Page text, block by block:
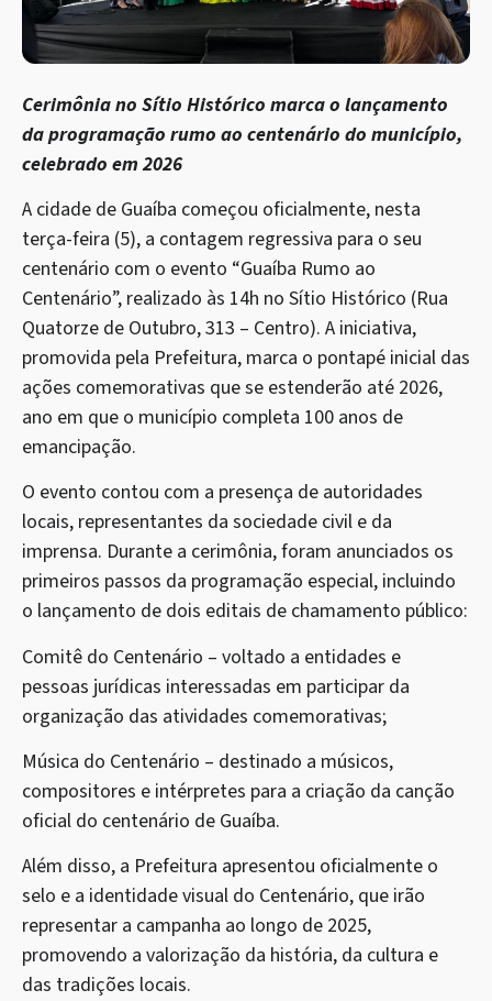
Cerimônia no Sítio Histórico marca o lançamento
da programação rumo ao centenário do município,
celebrado em 2026
A cidade de Guaíba começou oficialmente, nesta
terça-feira (5), a contagem regressiva para o seu
centenário com o evento “Guaíba Rumo ao
Centenário”, realizado às 14h no Sítio Histórico (Rua
Quatorze de Outubro, 313 – Centro). A iniciativa,
promovida pela Prefeitura, marca o pontapé inicial das
ações comemorativas que se estenderão até 2026,
ano em que o município completa 100 anos de
emancipação.
O evento contou com a presença de autoridades
locais, representantes da sociedade civil e da
imprensa. Durante a cerimônia, foram anunciados os
primeiros passos da programação especial, incluindo
o lançamento de dois editais de chamamento público:
Comitê do Centenário – voltado a entidades e
pessoas jurídicas interessadas em participar da
organização das atividades comemorativas;
Música do Centenário – destinado a músicos,
compositores e intérpretes para a criação da canção
oficial do centenário de Guaíba.
Além disso, a Prefeitura apresentou oficialmente o
selo e a identidade visual do Centenário, que irão
representar a campanha ao longo de 2025,
promovendo a valorização da história, da cultura e
das tradições locais.